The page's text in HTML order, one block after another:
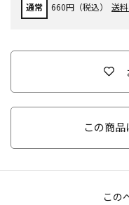
通常 660円（税込） 送
この商
この